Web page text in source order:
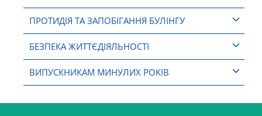
ПРОТИДІЯ ТА ЗАПОБІГАННЯ БУЛІНГУ
БЕЗПЕКА ЖИТТЄДІЯЛЬНОСТІ
ВИПУСКНИКАМ МИНУЛИХ РОКІВ